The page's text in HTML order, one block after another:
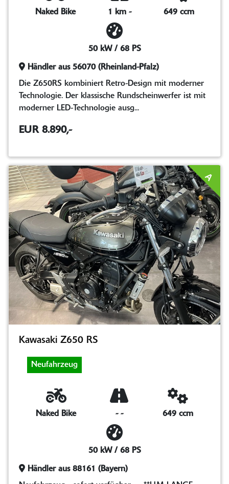
Naked Bike 1 km - 649 ccm
50 kW / 68 PS
Händler aus 56070 (Rheinland-Pfalz)
Die Z650RS kombiniert Retro-Design mit moderner
Technologie. Der klassische Rundscheinwerfer ist mit
moderner LED-Technologie ausg...
EUR 8.890,-
Kawasaki Z650 RS
Neufahrzeug
Naked Bike - - 649 ccm
50 kW / 68 PS
Händler aus 88161 (Bayern)
A